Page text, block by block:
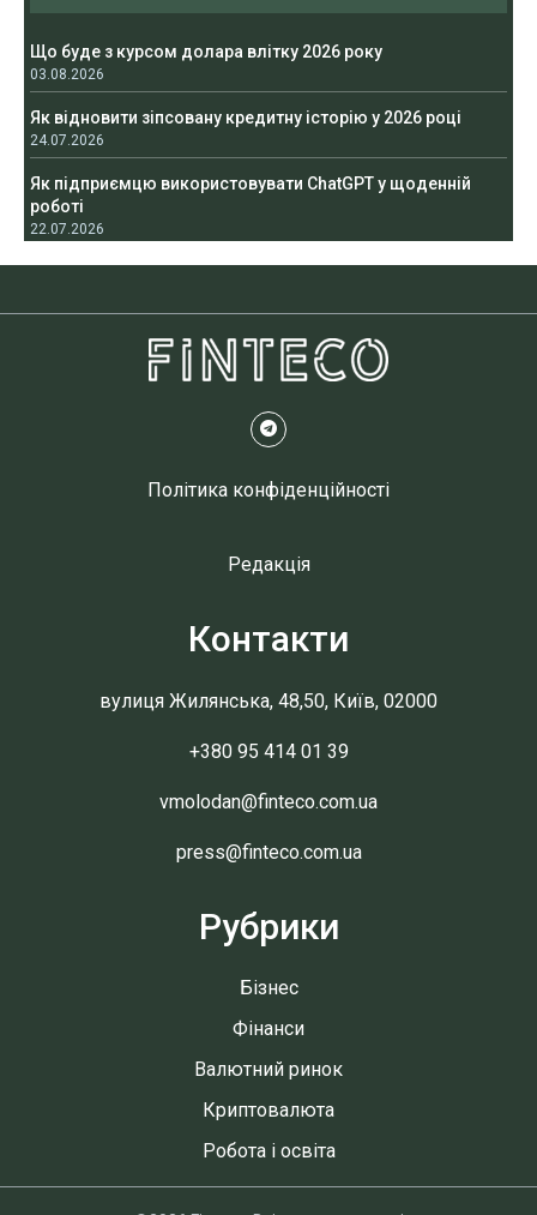
Що буде з курсом долара влітку 2026 року
03.08.2026
Як відновити зіпсовану кредитну історію у 2026 році
24.07.2026
Як підприємцю використовувати ChatGPT у щоденній
роботі
22.07.2026
Політика конфіденційності
Редакція
Контакти
вулиця Жилянська, 48,50, Київ, 02000
+380 95 414 01 39
vmolodan@finteco.com.ua
press@finteco.com.ua
Рубрики
Бізнес
Фінанси
Валютний ринок
Криптовалюта
Робота і освіта